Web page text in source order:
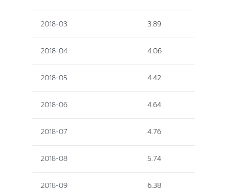
2018-03 3.89
2018-04 4.06
2018-05 4.42
2018-06 4.64
2018-07 4.76
2018-08 5.74
2018-09 6.38